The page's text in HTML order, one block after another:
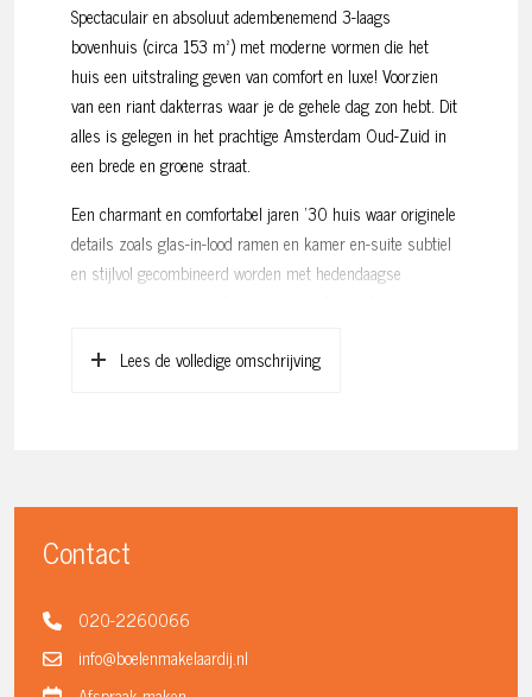
Spectaculair en absoluut adembenemend 3-laags
bovenhuis (circa 153 m²) met moderne vormen die het
huis een uitstraling geven van comfort en luxe! Voorzien
van een riant dakterras waar je de gehele dag zon hebt. Dit
alles is gelegen in het prachtige Amsterdam Oud-Zuid in
een brede en groene straat.
Een charmant en comfortabel jaren ’30 huis waar originele
details zoals glas-in-lood ramen en kamer en-suite subtiel
en stijlvol gecombineerd worden met hedendaagse
architect, gerenoveerd waarbij de indeling en het
ruimte samenkomen.
Aarzel niet en plan snel een bezichtiging om deze unieke
Indeling:
Lees de volledige omschrijving
Contact
020-2260066
info@boelenmakelaardij.nl